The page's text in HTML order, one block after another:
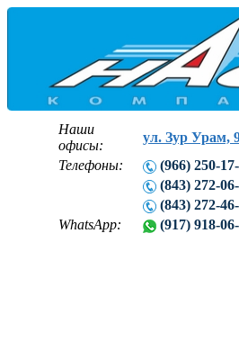
Наши
офисы:
ул. Зур Урам,
Телефоны:
(966) 250-
(843) 272-
(843) 272-
WhatsApp:
(917) 918-